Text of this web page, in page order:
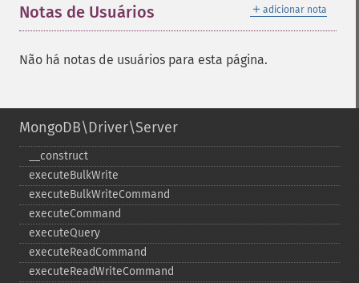
＋ adicionar nota
Notas de Usuários
Não há notas de usuários para esta página.
MongoDB\Driver\Server
_​_​construct
executeBulkWrite
executeBulkWriteCommand
executeCommand
executeQuery
executeReadCommand
executeReadWriteCommand